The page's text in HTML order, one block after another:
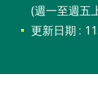
(週一至週五
更新日期